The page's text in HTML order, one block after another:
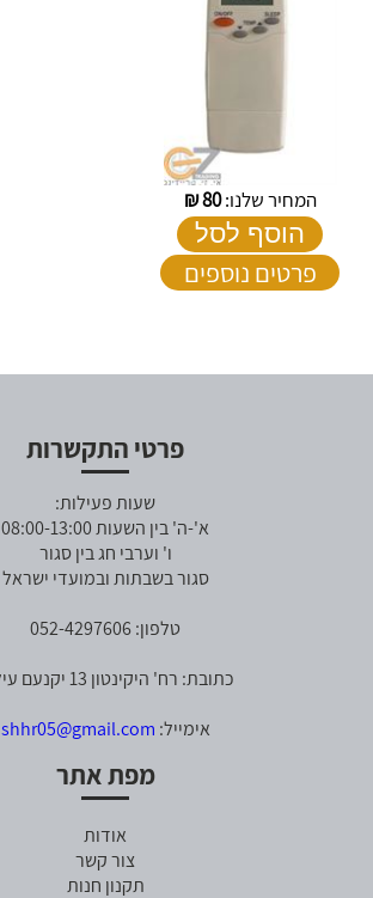
המחיר שלנו:80
₪
הוסף לסל
פרטים נוספים
פרטי התקשרות
שעות פעילות:
א'-ה' בין השעות 08:00-13:00
ו' וערבי חג בין סגור
סגור בשבתות ובמועדי ישראל
טלפון: 052-4297606
כתובת: רח' היקינטון 13 יקנעם עילית
אימייל: shhr05@gmail.com
מפת אתר
אודות
צור קשר
תקנון חנות